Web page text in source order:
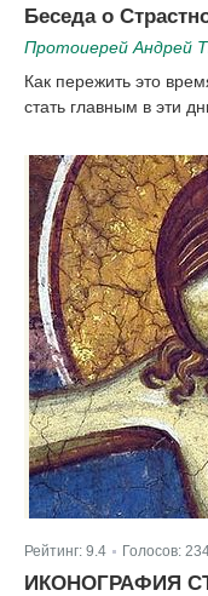
Беседа о
Протоиерей Андрей
Как пережить это
стать главным в эти
Рейтинг: 9.4 Голосов:
ИКОНОГРАФИЯ